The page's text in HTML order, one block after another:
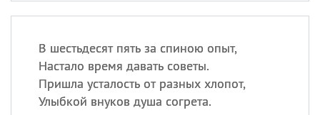
В шестьдесят пять за спиною опыт,
Настало время давать советы.
Пришла усталость от разных хлопот,
Улыбкой внуков душа согрета.